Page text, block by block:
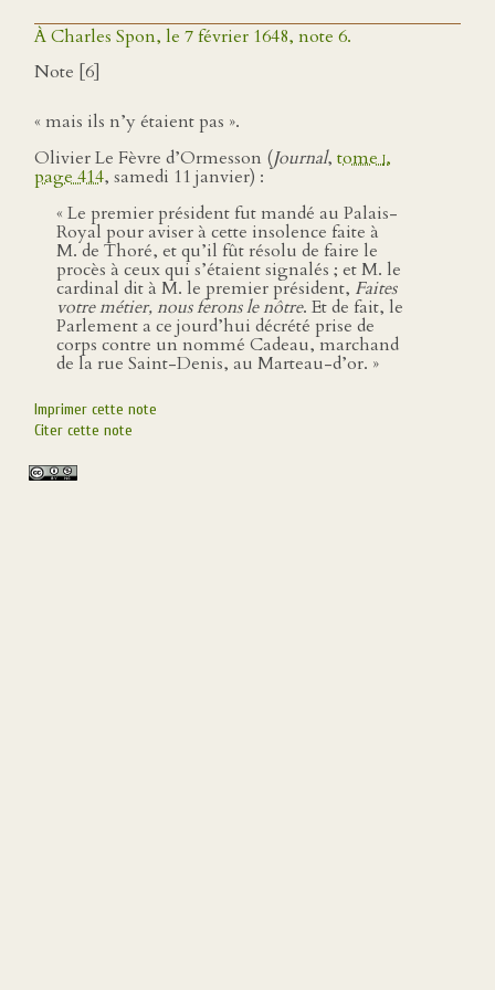
À Charles Spon, le 7 février 1648, note 6.
Note [6]
« mais ils n’y étaient pas ».
Olivier Le Fèvre d’Ormesson (Journal, tomei,
page 414, samedi 11 janvier) :
« Le premier président fut mandé au Palais-
Royal pour aviser à cette insolence faite à
M. de Thoré, et qu’il fût résolu de faire le
procès à ceux qui s’étaient signalés ; et M. le
cardinal dit à M. le premier président, Faites
votre métier, nous ferons le nôtre. Et de fait, le
Parlement a ce jourd’hui décrété prise de
corps contre un nommé Cadeau, marchand
de la rue Saint-Denis, au Marteau-d’or. »
Imprimer cette note
Citer cette note